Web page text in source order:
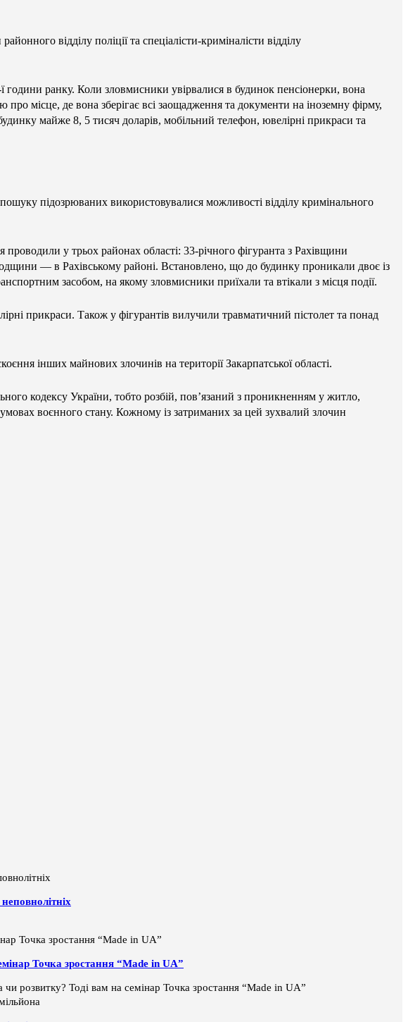
відділу поліції та спеціалісти-криміналісти відділу
години ранку. Коли зловмисники увірвалися в будинок пенсіонерки, вона
місце, де вона зберігає всі заощадження та документи на іноземну фірму,
майже 8, 5 тисяч доларів, мобільний телефон, ювелірні прикраси та
підозрюваних використовувалися можливості відділу кримінального
у трьох районах області: 33-річного фігуранта з Рахівщини
— в Рахівському районі. Встановлено, що до будинку проникали двоє із
засобом, на якому зловмисники приїхали та втікали з місця події.
прикраси. Також у фігурантів вилучили травматичний пістолет та понад
інших майнових злочинів на території Закарпатської області.
кодексу України, тобто розбій, повʼязаний з проникненням у житло,
воєнного стану. Кожному із затриманих за цей зухвалий злочин
Точка зростання “Made in UA”
розвитку? Тоді вам на семінар Точка зростання “Made in UA”